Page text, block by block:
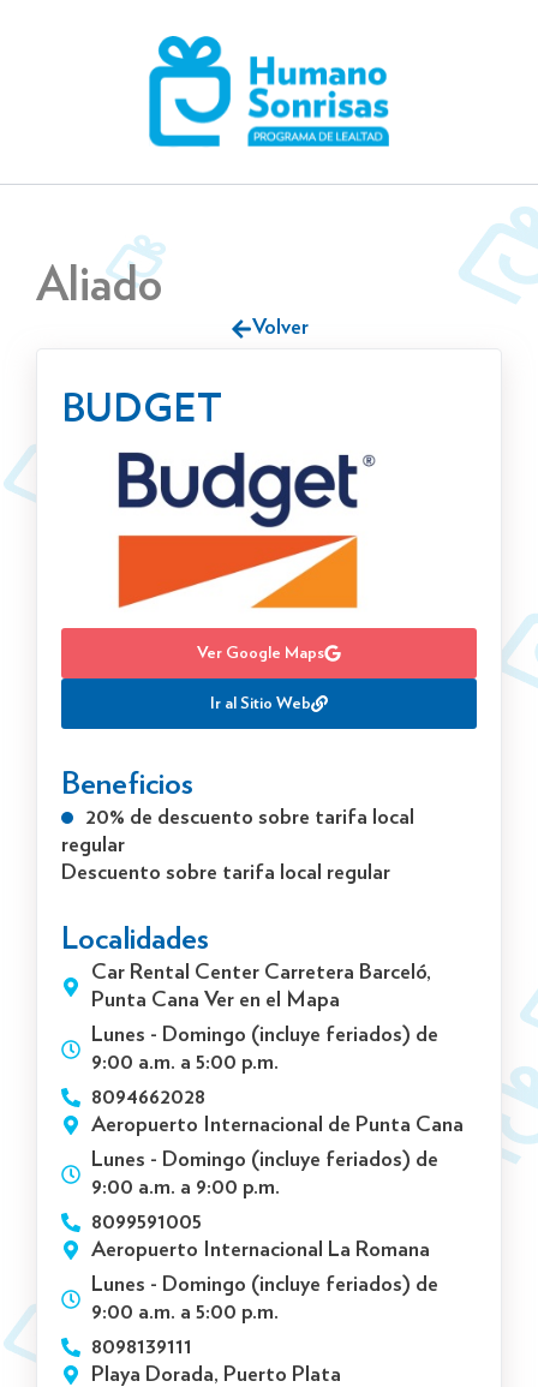
Aliado
Volver
BUDGET
Ver Google Maps
Ir al Sitio Web
Beneficios
20% de descuento sobre tarifa local
regular
Descuento sobre tarifa local regular
Localidades
Car Rental Center Carretera Barceló,
Punta Cana Ver en el Mapa
Lunes - Domingo (incluye feriados) de
9:00 a.m. a 5:00 p.m.
8094662028
Aeropuerto Internacional de Punta Cana
Lunes - Domingo (incluye feriados) de
9:00 a.m. a 9:00 p.m.
8099591005
Aeropuerto Internacional La Romana
Lunes - Domingo (incluye feriados) de
9:00 a.m. a 5:00 p.m.
8098139111
Playa Dorada, Puerto Plata